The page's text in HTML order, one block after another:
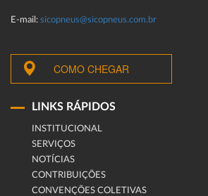
E-mail: sicopneus@sicopneus.com.br
COMO CHEGAR
LINKS RÁPIDOS
INSTITUCIONAL
SERVIÇOS
NOTÍCIAS
CONTRIBUIÇÕES
CONVENÇÕES COLETIVAS